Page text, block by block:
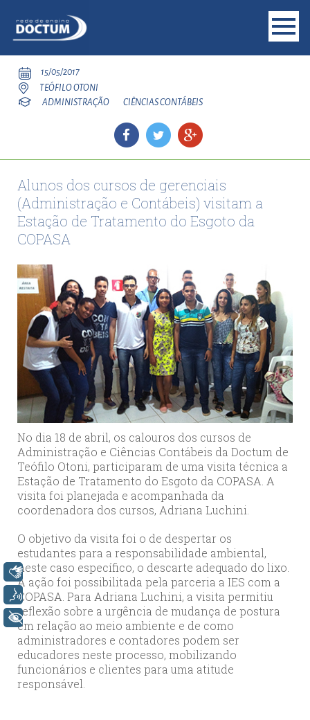
15/05/2017
TEÓFILO OTONI
ADMINISTRAÇÃO
CIÊNCIAS CONTÁBEIS
Alunos dos cursos de gerenciais
(Administração e Contábeis) visitam a
Estação de Tratamento do Esgoto da
COPASA
No dia 18 de abril, os calouros dos cursos de
Administração e Ciências Contábeis da Doctum de
Teófilo Otoni, participaram de uma visita técnica a
Estação de Tratamento do Esgoto da COPASA. A
visita foi planejada e acompanhada da
coordenadora dos cursos, Adriana Luchini.
O objetivo da visita foi o de despertar os
estudantes para a responsabilidade ambiental,
neste caso específico, o descarte adequado do lixo.
A ação foi possibilitada pela parceria a IES com a
COPASA. Para Adriana Luchini, a visita permitiu
reflexão sobre a urgência de mudança de postura
em relação ao meio ambiente e de como
administradores e contadores podem ser
educadores neste processo, mobilizando
funcionários e clientes para uma atitude
responsável.
Libras
Voz
+ Acessibilidade